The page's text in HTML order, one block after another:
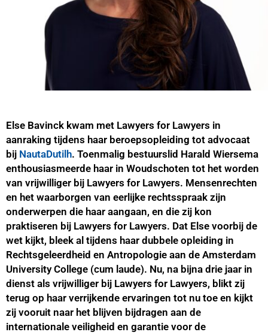
Else Bavinck kwam met Lawyers for Lawyers in
aanraking tijdens haar beroepsopleiding tot advocaat
bij NautaDutilh. Toenmalig bestuurslid Harald Wiersema
enthousiasmeerde haar in Woudschoten tot het worden
van vrijwilliger bij Lawyers for Lawyers. Mensenrechten
en het waarborgen van eerlijke rechtsspraak zijn
onderwerpen die haar aangaan, en die zij kon
praktiseren bij Lawyers for Lawyers. Dat Else voorbij de
wet kijkt, bleek al tijdens haar dubbele opleiding in
Rechtsgeleerdheid en Antropologie aan de Amsterdam
University College (cum laude). Nu, na bijna drie jaar in
dienst als vrijwilliger bij Lawyers for Lawyers, blikt zij
terug op haar verrijkende ervaringen tot nu toe en kijkt
zij vooruit naar het blijven bijdragen aan de
internationale veiligheid en garantie voor de